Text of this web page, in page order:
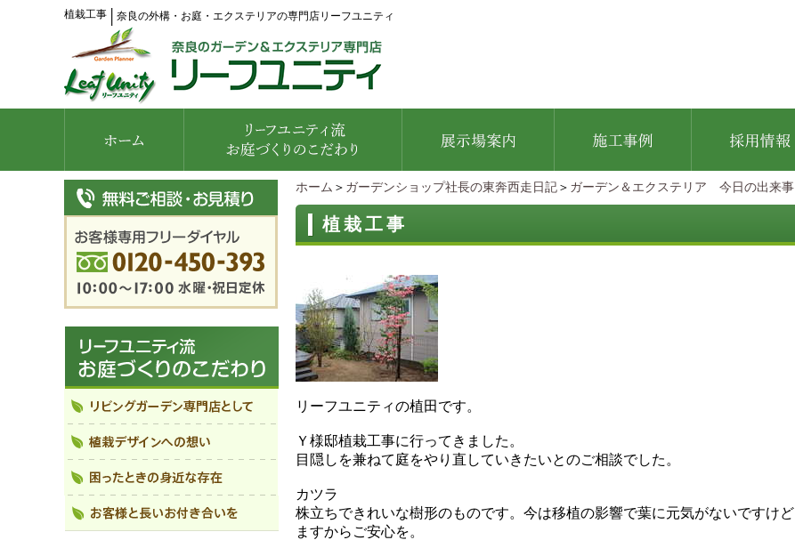
植栽工事 奈良の外構・お庭・エクステリアの専門店リーフユニティ
ホーム ＞ ガーデンショップ社長の東奔西走日記 ＞ ガーデン＆エクステリア 今日の出来事
植栽工事
リーフユニティの植田です。
Ｙ様邸植栽工事に行ってきました。
目隠しを兼ねて庭をやり直していきたいとのご相談でした。
カツラ
株立ちできれいな樹形のものです。今は移植の影響で葉に元気がないですけ
ますからご安心を。